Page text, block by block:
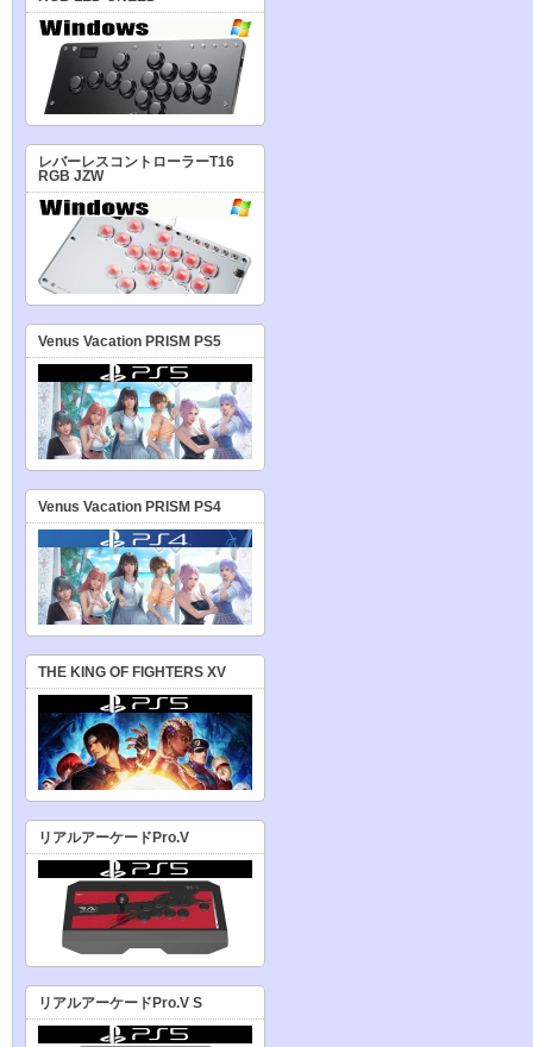
レバーレスコントローラーT16
RGB JZW
Venus Vacation PRISM PS5
Venus Vacation PRISM PS4
THE KING OF FIGHTERS XV
リアルアーケードPro.V
リアルアーケードPro.V S